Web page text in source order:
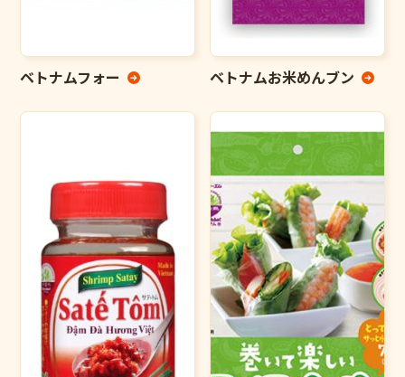
ベトナムフォー ベトナムお米めんブン